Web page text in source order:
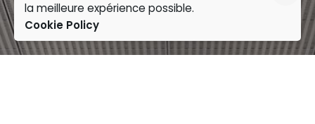
la meilleure expérience possible.
Cookie Policy